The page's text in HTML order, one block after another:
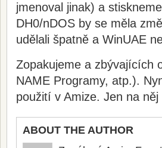
jmenoval jinak) a
DH0/nDOS by se měla
udělali špatně a WinUAE
Zopakujeme a zbývajících
NAME Programy, atp.).
použití v Amize. Jen na
ABOUT THE AUTHOR